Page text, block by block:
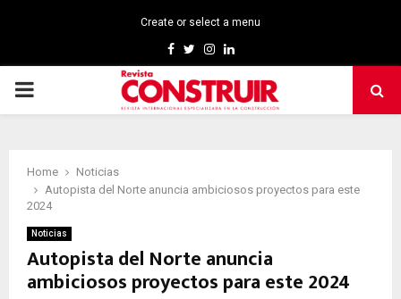
Create or select a menu
Facebook
TwitterInstagram
Linkedin
PRIMARY
Home
Noticias
Autopista del Norte anuncia ambiciosos proyectos para este
2024
Noticias
Autopista del Norte anuncia
ambiciosos proyectos para este 2024